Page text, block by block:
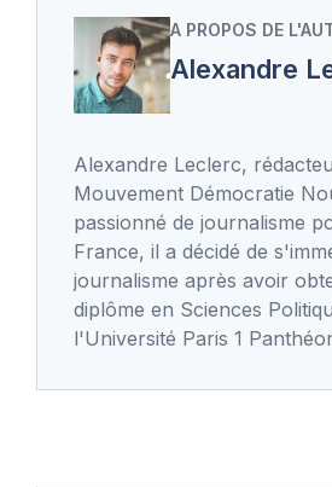
A PROPOS DE
Alexandre
Alexandre Leclerc,
Mouvement Démocratie
passionné de journalisme
France, il a décidé de
journalisme après avoir
diplôme en Sciences
l'Université Paris 1